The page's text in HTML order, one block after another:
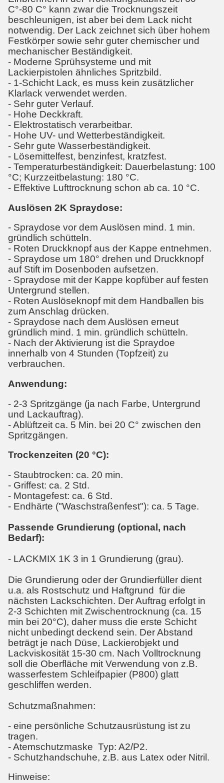
C°-80 C° kann zwar die Trocknungszeit
beschleunigen, ist aber bei dem Lack nicht
notwendig. Der Lack zeichnet sich über hohem
Festkörper sowie sehr guter chemischer und
mechanischer Beständigkeit.
- Moderne Sprühsysteme und mit
Lackierpistolen ähnliches Spritzbild.
- 1-Schicht Lack, es muss kein zusätzlicher
Klarlack verwendet werden.
- Sehr guter Verlauf.
- Hohe Deckkraft.
- Elektrostatisch verarbeitbar.
- Hohe UV- und Wetterbeständigkeit.
- Sehr gute Wasserbeständigkeit.
- Lösemittelfest, benzinfest, kratzfest.
- Temperaturbeständigkeit: Dauerbelastung: 100
°C; Kurzzeitbelastung: 180 °C.
- Effektive Lufttrocknung schon ab ca. 10 °C.
Auslösen 2K Spraydose:
- Spraydose vor dem Auslösen mind. 1 min.
gründlich schütteln.
- Roten Druckknopf aus der Kappe entnehmen.
- Spraydose um 180° drehen und Druckknopf
auf Stift im Dosenboden aufsetzen.
- Spraydose mit der Kappe kopfüber auf festen
Untergrund stellen.
- Roten Auslöseknopf mit dem Handballen bis
zum Anschlag drücken.
- Spraydose nach dem Auslösen erneut
gründlich mind. 1 min. gründlich schütteln.
- Nach der Aktivierung ist die Spraydoe
innerhalb von 4 Stunden (Topfzeit) zu
verbrauchen.
Anwendung:
- 2-3 Spritzgänge (ja nach Farbe, Untergrund
und Lackauftrag).
- Ablüftzeit ca. 5 Min. bei 20 C° zwischen den
Spritzgängen.
Trockenzeiten (20 °C):
- Staubtrocken: ca. 20 min.
- Griffest: ca. 2 Std.
- Montagefest: ca. 6 Std.
- Endhärte ("Waschstraßenfest"): ca. 5 Tage.
Passende Grundierung (optional, nach
Bedarf):
- LACKMIX 1K 3 in 1 Grundierung (grau).
Die Grundierung oder der Grundierfüller dient
u.a. als Rostschutz und Haftgrund für die
nächsten Lackschichten. Der Auftrag erfolgt in
2-3 Schichten mit Zwischentrocknung (ca. 15
min bei 20°C), daher muss die erste Schicht
nicht unbedingt deckend sein. Der Abstand
beträgt je nach Düse, Lackierobjekt und
Lackviskosität 15-30 cm. Nach Volltrocknung
soll die Oberfläche mit Verwendung von z.B.
wasserfestem Schleifpapier (P800) glatt
geschliffen werden.
Schutzmaßnahmen:
- eine persönliche Schutzausrüstung ist zu
tragen.
- Atemschutzmaske Typ: A2/P2.
- Schutzhandschuhe, z.B. aus Latex oder Nitril.
Hinweise: